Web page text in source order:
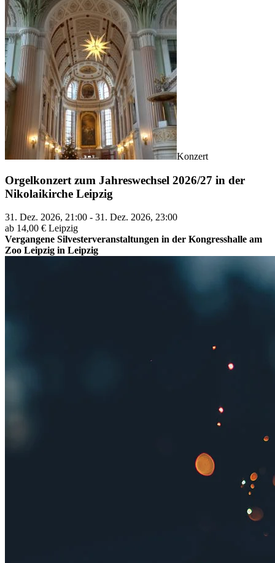
Konzert
Orgelkonzert zum Jahreswechsel 2026/27 in der
Nikolaikirche Leipzig
31. Dez. 2026, 21:00 - 31. Dez. 2026, 23:00
ab 14,00 € Leipzig
Vergangene Silvesterveranstaltungen in der Kongresshalle am
Zoo Leipzig in Leipzig